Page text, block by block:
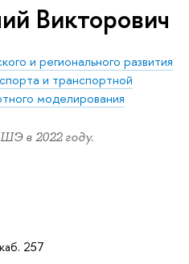
Викторович
и регионального развития
и транспортной
моделирования
в 2022 году.
257